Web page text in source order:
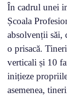
În cadrul unei
Școala
absolvenții săi,
o prisacă.
verticali și 10
inițieze
asemenea,